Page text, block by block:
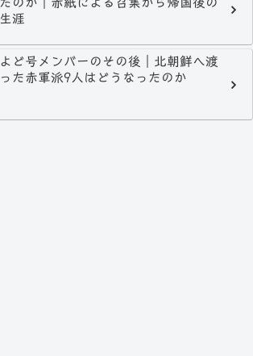
たのか｜赤紙による召集から帰国後の
生涯
よど号メンバーのその後｜北朝鮮へ渡
った赤軍派9人はどうなったのか